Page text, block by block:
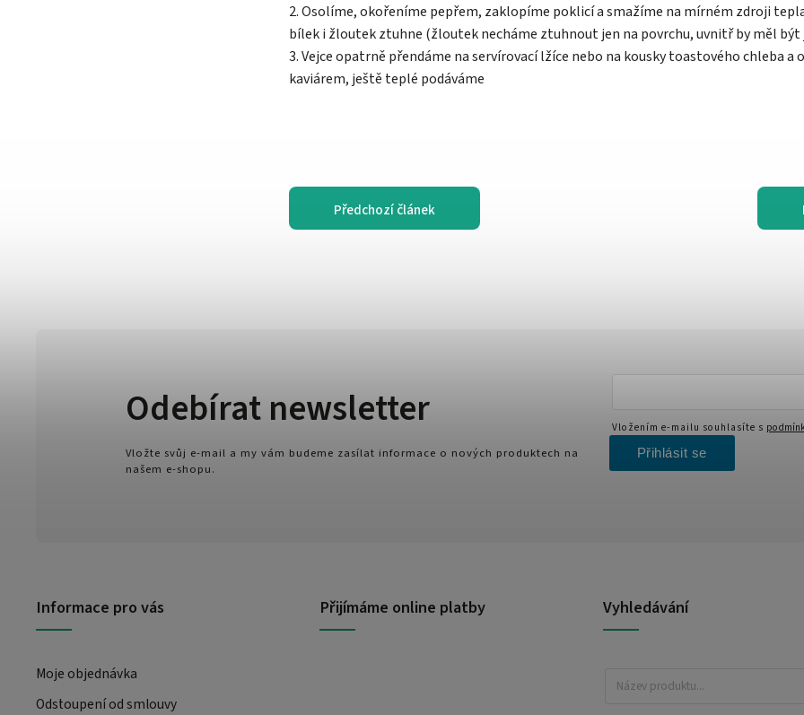
2. Osolíme, okořeníme pepřem, zaklopíme poklicí a smažíme na mírném zdroji
bílek i žloutek ztuhne (žloutek necháme ztuhnout jen na povrchu, uvnitř by měl
3. Vejce opatrně přendáme na servírovací lžíce nebo na kousky toastového chleba a
kaviárem, ještě teplé podáváme
Předchozí článek
Informace pro vás
Moje objednávka
Odstoupení od smlouvy
Přijímáme online platby Vyhledávání
Odebírat newsletter
Vložte svůj e-mail a my vám budeme zasílat informace o nových produktech na
našem e-shopu.
Vložením e-mailu souhlasíte s
Přihlásit se